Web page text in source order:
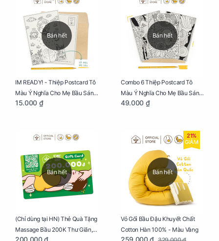
Bán hết
IM READY! - Thiệp Postcard Tô
Màu Ý Nghĩa Cho Mẹ Bầu Sáng
Tạo, Thư Giãn Và Hạnh Phúc
15.000 ₫
Bán hết
Combo 6 Thiệp Postcard Tô
Màu Ý Nghĩa Cho Mẹ Bầu Sáng
Tạo, Thư Giãn Và Hạnh Phúc
49.000 ₫
Bán hết
(Chỉ dùng tại HN) Thẻ Quà Tặng
Massage Bầu 200K Thư Giãn,
Bán hết
21%
GIẢM
Vỏ Gối Bầu Đậu Khuyết Chất
Cotton Hàn 100% - Màu Vàng
259.000 ₫